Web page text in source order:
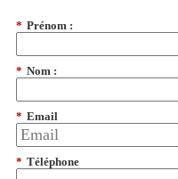
* Prénom :
* Nom :
* Email
* Téléphone